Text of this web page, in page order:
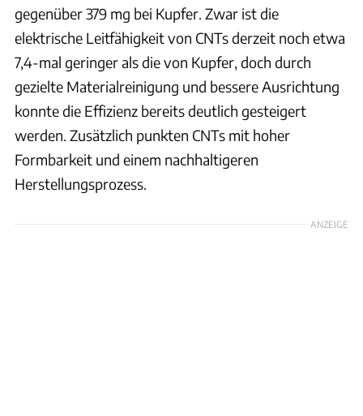
gegenüber 379 mg bei Kupfer. Zwar ist die
elektrische Leitfähigkeit von CNTs derzeit noch etwa
7,4-mal geringer als die von Kupfer, doch durch
gezielte Materialreinigung und bessere Ausrichtung
konnte die Effizienz bereits deutlich gesteigert
werden. Zusätzlich punkten CNTs mit hoher
Formbarkeit und einem nachhaltigeren
Herstellungsprozess.
ANZEIGE